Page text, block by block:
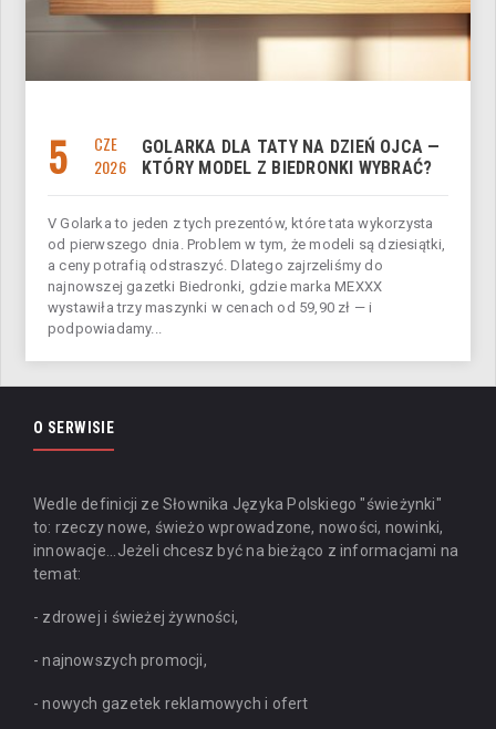
5
CZE
2026
GOLARKA DLA TATY NA DZIEŃ OJCA —
KTÓRY MODEL Z BIEDRONKI WYBRAĆ?
V Golarka to jeden z tych prezentów, które tata wykorzysta
od pierwszego dnia. Problem w tym, że modeli są dziesiątki,
a ceny potrafią odstraszyć. Dlatego zajrzeliśmy do
najnowszej gazetki Biedronki, gdzie marka MEXXX
wystawiła trzy maszynki w cenach od 59,90 zł — i
podpowiadamy...
O SERWISIE
Wedle definicji ze Słownika Języka Polskiego "świeżynki"
to: rzeczy nowe, świeżo wprowadzone, nowości, nowinki,
innowacje...Jeżeli chcesz być na bieżąco z informacjami na
temat:
- zdrowej i świeżej żywności,
- najnowszych promocji,
- nowych gazetek reklamowych i ofert